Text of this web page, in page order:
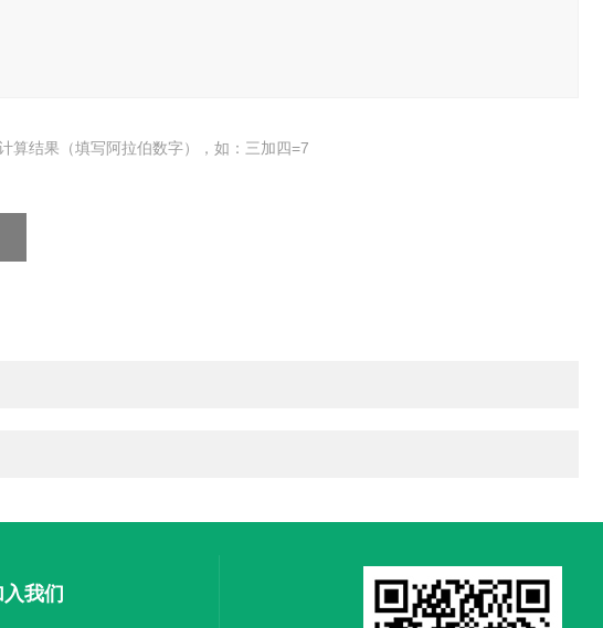
算结果（填写阿拉伯数字），如：三加四=7
入我们